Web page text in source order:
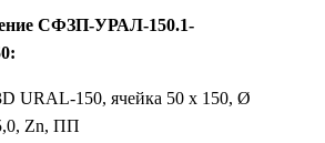
СФЗП-УРАЛ-150.1-
URAL-150, ячейка 50 х 150, Ø
Zn, ПП